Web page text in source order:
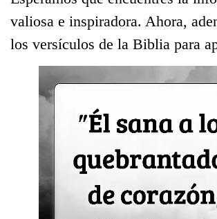
valiosa e inspiradora. Ahora,
los versículos de la Biblia para